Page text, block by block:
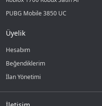
PUBG Mobile 3850 UC
Üyelik
Hesabım
Beğendiklerim
İlan Yönetimi